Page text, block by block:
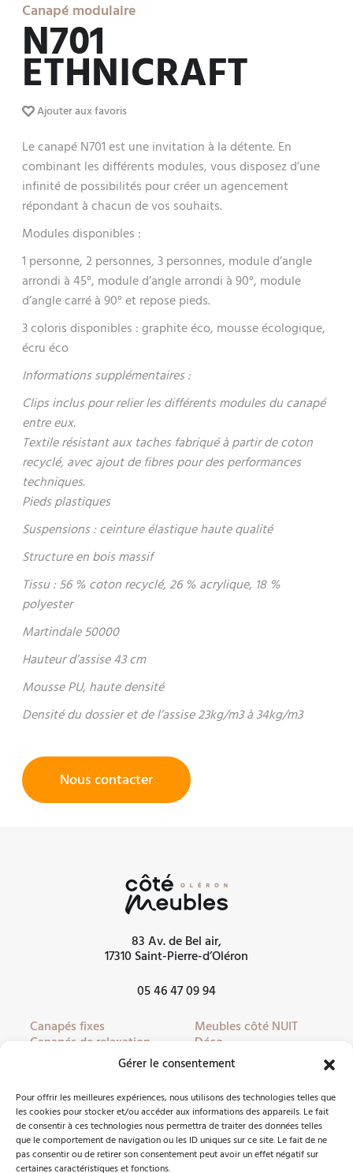
Gérer le consentement
Pour offrir les meilleures expériences, nous utilisons des technologies telles que
les cookies pour stocker et/ou accéder aux informations des appareils. Le fait
de consentir à ces technologies nous permettra de traiter des données telles
que le comportement de navigation ou les ID uniques sur ce site. Le fait de ne
pas consentir ou de retirer son consentement peut avoir un effet négatif sur
certaines caractéristiques et fonctions.
Canapé modulaire
N701
ETHNICRAFT
Ajouter aux favoris
Le canapé N701 est une invitation à la détente. En
combinant les différents modules, vous disposez d’une
infinité de possibilités pour créer un agencement
répondant à chacun de vos souhaits.
Modules disponibles :
1 personne, 2 personnes, 3 personnes, module d’angle
arrondi à 45°, module d’angle arrondi à 90°, module
d’angle carré à 90° et repose pieds.
3 coloris disponibles : graphite éco, mousse écologique,
écru éco
Informations supplémentaires :
Clips inclus pour relier les différents modules du canapé
entre eux.
Textile résistant aux taches fabriqué à partir de coton
recyclé, avec ajout de fibres pour des performances
techniques.
Pieds plastiques
Suspensions : ceinture élastique haute qualité
Structure en bois massif
Tissu : 56 % coton recyclé, 26 % acrylique, 18 %
polyester
Martindale 50000
Hauteur d’assise 43 cm
Mousse PU, haute densité
Densité du dossier et de l’assise 23kg/m3 à 34kg/m3
Nous contacter
83 Av. de Bel air,
17310 Saint-Pierre-d’Oléron
05 46 47 09 94
Canapés fixes
Canapés de relaxation
Canapés convertibles
Meubles côté JOUR
Meubles côté NUIT
Déco
Literie
Partenaires
Nous contacter